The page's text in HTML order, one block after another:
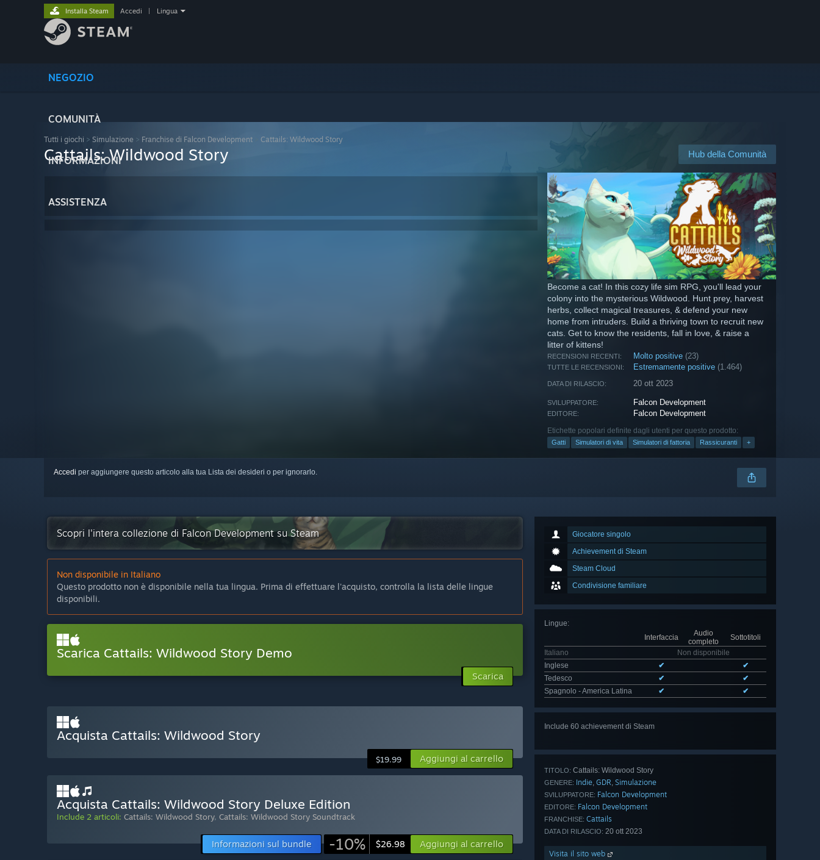
NEGOZIO
COMUNITÀ
INFORMAZIONI
ASSISTENZA
Installa Steam Accedi Lingua
Tutti i giochi > Simulazione > Franchise di Falcon Development Cattails: Wildwood Story
Hub della Comunità
Cattails: Wildwood Story
Become a cat! In this cozy life sim RPG, you'll lead your
colony into the mysterious Wildwood. Hunt prey, harvest
herbs, collect magical treasures, & defend your new
home from intruders. Build a thriving town to recruit new
cats. Get to know the residents, fall in love, & raise a
litter of kittens!
RECENSIONI RECENTI: Molto positive (23)
TUTTE LE RECENSIONI: Estremamente positive (1.464)
DATA DI RILASCIO: 20 ott 2023
SVILUPPATORE: Falcon Development
EDITORE: Falcon Development
Etichette popolari definite dagli utenti per questo prodotto:
Gatti Simulatori di vita Simulatori di fattoria Rassicuranti +
Accedi per aggiungere questo articolo alla tua Lista dei desideri o per ignorarlo.
Giocatore singolo
Achievement di Steam
Steam Cloud
Condivisione familiare
Lingue:
Interfaccia
Audio
completo
Sottotitoli
Italiano
Non disponibile
Inglese
✔
✔
Tedesco
✔
✔
Spagnolo - America Latina
✔ ✔
Include 60 achievement di Steam
TITOLO: Cattails: Wildwood Story
GENERE: Indie, GDR, Simulazione
SVILUPPATORE: Falcon Development
EDITORE: Falcon Development
FRANCHISE: Cattails
DATA DI RILASCIO: 20 ott 2023
Visita il sito web
Scopri l'intera collezione di Falcon Development su Steam
Non disponibile in Italiano
Questo prodotto non è disponibile nella tua lingua. Prima di effettuare l'acquisto, controlla la lista delle lingue
disponibili.
Scarica Cattails: Wildwood Story Demo
Scarica
Acquista Cattails: Wildwood Story
$19.99 Aggiungi al carrello
Acquista Cattails: Wildwood Story Deluxe Edition
Include 2 articoli: Cattails: Wildwood Story, Cattails: Wildwood Story Soundtrack
Informazioni sul bundle -10% $26.98 Aggiungi al carrello